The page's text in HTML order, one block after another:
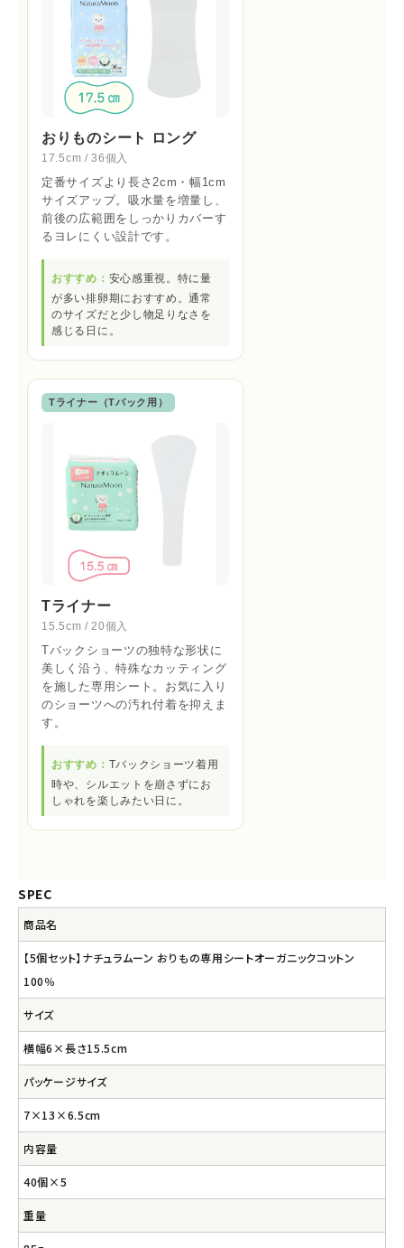
おりものシート ロング
17.5cm / 36個入
定番サイズより長さ2cm・幅1cm
サイズアップ。吸水量を増量し、
前後の広範囲をしっかりカバーす
るヨレにくい設計です。
おすすめ： 安心感重視。特に量
が多い排卵期におすすめ。通常
のサイズだと少し物足りなさを
感じる日に。
Tライナー（Tバック用）
Tライナー
15.5cm / 20個入
Tバックショーツの独特な形状に
美しく沿う、特殊なカッティング
を施した専用シート。お気に入り
のショーツへの汚れ付着を抑えま
す。
おすすめ： Tバックショーツ着用
時や、シルエットを崩さずにお
しゃれを楽しみたい日に。
SPEC
商品名
【5個セット】ナチュラムーン おりもの専用シートオーガニックコットン
100％
サイズ
横幅6×長さ15.5cm
パッケージサイズ
7×13×6.5cm
内容量
40個×5
重量